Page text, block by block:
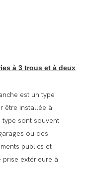
à 3 trous et à deux
est un type
être installée à
type sont souvent
ou des
publics et
prise extérieure à